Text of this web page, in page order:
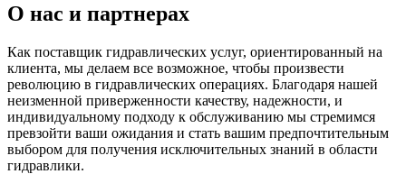
О нас и партнерах
Как поставщик гидравлических услуг, ориентированный на
клиента, мы делаем все возможное, чтобы произвести
революцию в гидравлических операциях. Благодаря нашей
неизменной приверженности качеству, надежности, и
индивидуальному подходу к обслуживанию мы стремимся
превзойти ваши ожидания и стать вашим предпочтительным
выбором для получения исключительных знаний в области
гидравлики.